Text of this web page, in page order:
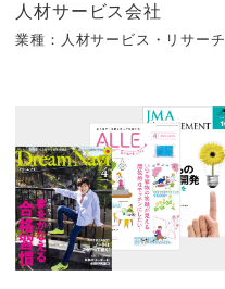
人材サービス会社
業種：人材サービス・リサーチ